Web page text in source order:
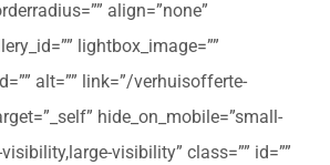
align=”none”
lightbox_image=””
alt=”” link=”/verhuisofferte-
hide_on_mobile=”small-
visibility” class=”” id=””